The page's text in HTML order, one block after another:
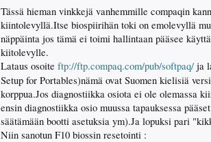
Tässä hieman vinkkejä vanhemmille compaqin
kiintolevyllä.Itse biospiirihän toki on emolevyllä
näppäinta jos tämä ei toimi hallintaan pääsee
kiitolevylle.
Lataus osoite ftp://ftp.compaq.com/pub/softpaq/ ja
Setup for Portables)nämä ovat Suomen kielisiä
korppua.Jos diagnostiikka osiota ei ole olemassa
ensin diagnostiikka osio muussa tapauksessa
säätämään bootti asetuksia ym).Ja lopuksi pari
Niin sanotun F10 biossin resetointi :